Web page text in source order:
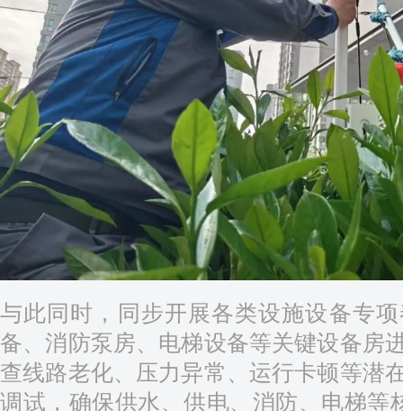
与此同时，同步开展各类设施设备专
备、消防泵房、电梯设备等关键设备房
查线路老化、压力异常、运行卡顿等潜
调试，确保供水、供电、消防、电梯等